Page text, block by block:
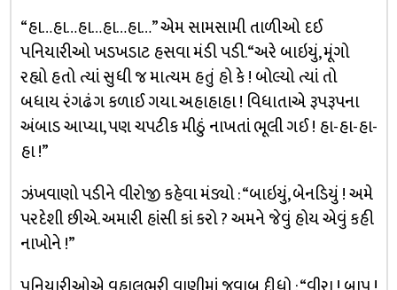
“હા…હા…હા…હા…હા…” એમ સામસામી તાળીઓ દઈ
પનિયારીઓ ખડખડાટ હસવા મંડી પડી. “અરે બાઇયું, મૂંગો
રહ્યો હતો ત્યાં સુધી જ માત્યમ હતું હો કે ! બોલ્યો ત્યાં તો
બધાય રંગઢંગ કળાઈ ગયા. અહાહાહા ! વિધાતાએ રૂપરૂપના
અંબાડ આપ્યા, પણ ચપટીક મીઠું નાખતાં ભૂલી ગઈ ! હા-હા-હા-
હા !”
ઝંખવાણો પડીને વીરોજી કહેવા મંડ્યો : “બાઇયું, બેનડિયું ! અમે
પરદેશી છીએ. અમારી હાંસી કાં કરો ? અમને જેવું હોય એવું કહી
નાખોને !”